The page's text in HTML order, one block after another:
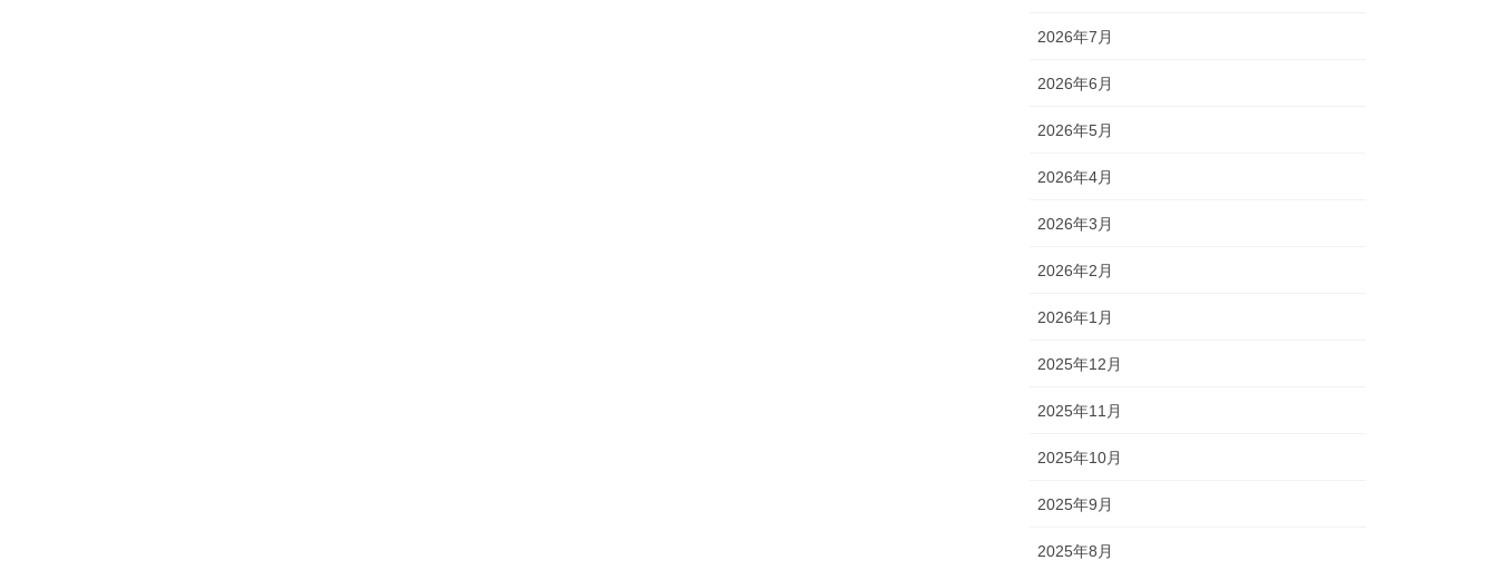
2026年7月
2026年6月
2026年5月
2026年4月
2026年3月
2026年2月
2026年1月
2025年12月
2025年11月
2025年10月
2025年9月
2025年8月